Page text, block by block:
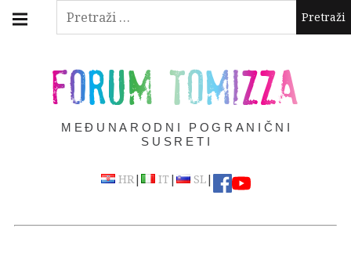
Pretraži:
Skip
FORUM TOMIZZA
MEĐUNARODNI POGRANIČNI
SUSRETI
HR| IT | SL|
navigation